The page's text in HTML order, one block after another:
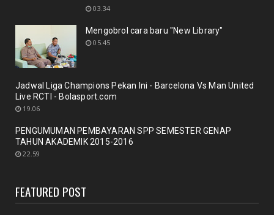
Nuansa berbunga bunga bentuk respon terhadap
October 21, 2020
Membicarakan Kesiapan perpustakaan bagi
pemustaka baru
September 29, 2020
Mengobrol cara baru "New Library"
September 12, 2020
03.34
Mengobrol cara baru "New Library"
05.45
Jadwal Liga Champions Pekan Ini - Barcelona Vs Man United
Live RCTI - Bolasport.com
19.06
PENGUMUMAN PEMBAYARAN SPP SEMESTER GENAP
TAHUN AKADEMIK 2015-2016
22.59
FEATURED POST